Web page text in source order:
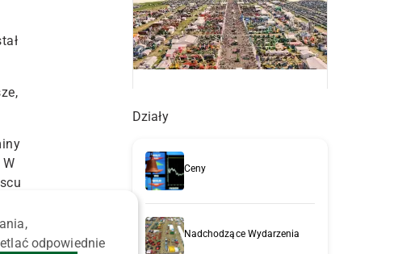
W
Działy
Ceny
Nadchodzące Wydarzenia
odpowiednie